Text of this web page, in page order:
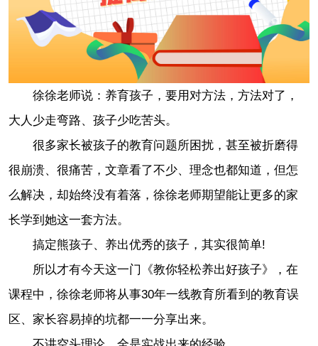
徐徐老师说：养育孩子，要用对方法，方法对了，
大人少走弯路、孩子少吃苦头。
很多家长被孩子的教育问题所困扰，甚至被折磨得
很崩溃、很痛苦，文章看了不少、理念也都知道，但怎
么解决，却始终没有着落，徐徐老师期望能让更多的家
长学到她这一套方法。
搞定熊孩子、养出优秀的孩子，其实很简单!
所以才有今天这一门《教你轻松养出好孩子》，在
课程中，徐徐老师将从事30年一线教育所看到的教育误
区、家长容易掉的坑都一一分享出来。